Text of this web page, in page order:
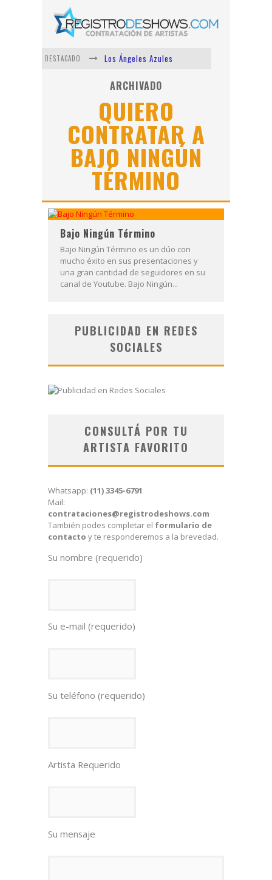
DESTACADO
Los Ángeles Azules
Shows via streaming
Lit Killah
Nicki Nicole
Duki
Vi Em
ARCHIVADO
QUIERO
CONTRATAR A
BAJO NINGÚN
TÉRMINO
Bajo Ningún Término
Bajo Ningún Término es un dúo con
mucho éxito en sus presentaciones y
una gran cantidad de seguidores en su
canal de Youtube. Bajo Ningún...
PUBLICIDAD EN REDES
SOCIALES
CONSULTÁ POR TU
ARTISTA FAVORITO
Whatsapp: (11) 3345-6791
Mail:
contrataciones@registrodeshows.com
También podes completar el formulario de
contacto y te responderemos a la brevedad.
Su nombre (requerido)
Su e-mail (requerido)
Su teléfono (requerido)
Artista Requerido
Su mensaje